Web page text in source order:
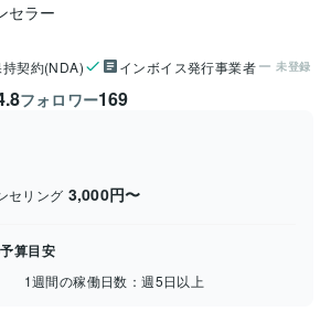
セラー
契約(NDA) インボイス発行事業者 未登録
フォロワー169
セリング 3,000円〜
算目安
1週間の稼働日数：週5日以上